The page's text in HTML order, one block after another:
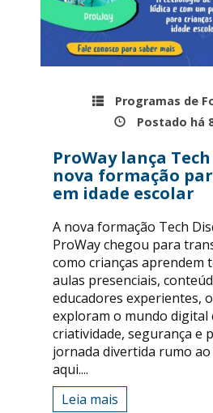
Programas de
Postado há
ProWay lança
nova formação
em idade escolar
A nova formação Tech
ProWay chegou para
como crianças aprendem
aulas presenciais,
educadores experientes,
exploram o mundo digital
criatividade, segurança e
jornada divertida rumo
aqui....
Leia mais